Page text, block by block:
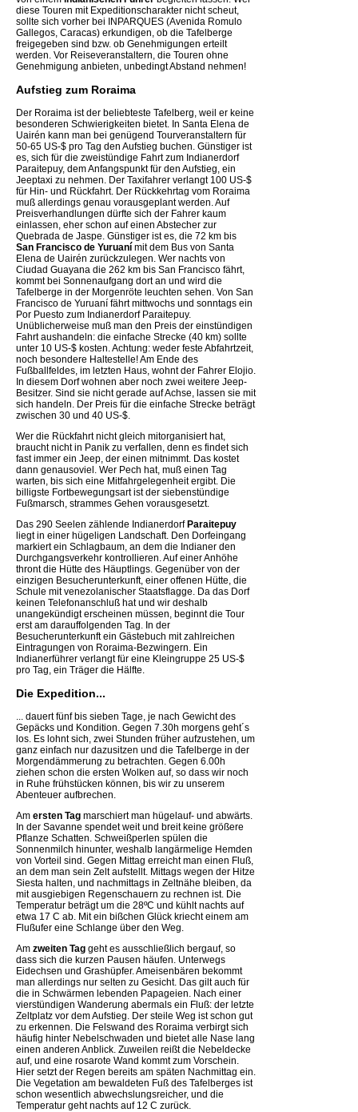
diese Touren mit Expeditionscharakter nicht scheut,
sollte sich vorher bei INPARQUES (Avenida Romulo
Gallegos, Caracas) erkundigen, ob die Tafelberge
freigegeben sind bzw. ob Genehmigungen erteilt
werden. Vor Reiseveranstaltern, die Touren ohne
Genehmigung anbieten, unbedingt Abstand nehmen!
Aufstieg zum Roraima
Der Roraima ist der beliebteste Tafelberg, weil er keine
besonderen Schwierigkeiten bietet. In Santa Elena de
Uairén kann man bei genügend Tourveranstaltern für
50-65 US-$ pro Tag den Aufstieg buchen. Günstiger ist
es, sich für die zweistündige Fahrt zum Indianerdorf
Paraitepuy, dem Anfangspunkt für den Aufstieg, ein
Jeeptaxi zu nehmen. Der Taxifahrer verlangt 100 US-$
für Hin- und Rückfahrt. Der Rückkehrtag vom Roraima
muß allerdings genau vorausgeplant werden. Auf
Preisverhandlungen dürfte sich der Fahrer kaum
einlassen, eher schon auf einen Abstecher zur
Quebrada de Jaspe. Günstiger ist es, die 72 km bis
San Francisco de Yuruaní mit dem Bus von Santa
Elena de Uairén zurückzulegen. Wer nachts von
Ciudad Guayana die 262 km bis San Francisco fährt,
kommt bei Sonnenaufgang dort an und wird die
Tafelberge in der Morgenröte leuchten sehen. Von San
Francisco de Yuruaní fährt mittwochs und sonntags ein
Por Puesto zum Indianerdorf Paraitepuy.
Unüblicherweise muß man den Preis der einstündigen
Fahrt aushandeln: die einfache Strecke (40 km) sollte
unter 10 US-$ kosten. Achtung: weder feste Abfahrtzeit,
noch besondere Haltestelle! Am Ende des
Fußballfeldes, im letzten Haus, wohnt der Fahrer Elojio.
In diesem Dorf wohnen aber noch zwei weitere Jeep-
Besitzer. Sind sie nicht gerade auf Achse, lassen sie mit
sich handeln. Der Preis für die einfache Strecke beträgt
zwischen 30 und 40 US-$.
Wer die Rückfahrt nicht gleich mitorganisiert hat,
braucht nicht in Panik zu verfallen, denn es findet sich
fast immer ein Jeep, der einen mitnimmt. Das kostet
dann genausoviel. Wer Pech hat, muß einen Tag
warten, bis sich eine Mitfahrgelegenheit ergibt. Die
billigste Fortbewegungsart ist der siebenstündige
Fußmarsch, strammes Gehen vorausgesetzt.
Das 290 Seelen zählende IndianerdorfParaitepuy
liegt in einer hügeligen Landschaft. Den Dorfeingang
markiert ein Schlagbaum, an dem die Indianer den
Durchgangsverkehr kontrollieren. Auf einer Anhöhe
thront die Hütte des Häuptlings. Gegenüber von der
einzigen Besucherunterkunft, einer offenen Hütte, die
Schule mit venezolanischer Staatsflagge. Da das Dorf
keinen Telefonanschluß hat und wir deshalb
unangekündigt erscheinen müssen, beginnt die Tour
erst am darauffolgenden Tag. In der
Besucherunterkunft ein Gästebuch mit zahlreichen
Eintragungen von Roraima-Bezwingern. Ein
Indianerführer verlangt für eine Kleingruppe 25 US-$
pro Tag, ein Träger die Hälfte.
Die Expedition...
... dauert fünf bis sieben Tage, je nach Gewicht des
Gepäcks und Kondition. Gegen 7.30h morgens geht´s
los. Es lohnt sich, zwei Stunden früher aufzustehen, um
ganz einfach nur dazusitzen und die Tafelberge in der
Morgendämmerung zu betrachten. Gegen 6.00h
ziehen schon die ersten Wolken auf, so dass wir noch
in Ruhe frühstücken können, bis wir zu unserem
Abenteuer aufbrechen.
Am ersten Tag marschiert man hügelauf- und abwärts.
In der Savanne spendet weit und breit keine größere
Pflanze Schatten. Schweißperlen spülen die
Sonnenmilch hinunter, weshalb langärmelige Hemden
von Vorteil sind. Gegen Mittag erreicht man einen Fluß,
an dem man sein Zelt aufstellt. Mittags wegen der Hitze
Siesta halten, und nachmittags in Zeltnähe bleiben, da
mit ausgiebigen Regenschauern zu rechnen ist. Die
Temperatur beträgt um die 28ºC und kühlt nachts auf
etwa 17 C ab. Mit ein bißchen Glück kriecht einem am
Flußufer eine Schlange über den Weg.
Am zweiten Tag geht es ausschließlich bergauf, so
dass sich die kurzen Pausen häufen. Unterwegs
Eidechsen und Grashüpfer. Ameisenbären bekommt
man allerdings nur selten zu Gesicht. Das gilt auch für
die in Schwärmen lebenden Papageien. Nach einer
vierstündigen Wanderung abermals ein Fluß: der letzte
Zeltplatz vor dem Aufstieg. Der steile Weg ist schon gut
zu erkennen. Die Felswand des Roraima verbirgt sich
häufig hinter Nebelschwaden und bietet alle Nase lang
einen anderen Anblick. Zuweilen reißt die Nebeldecke
auf, und eine rosarote Wand kommt zum Vorschein.
Hier setzt der Regen bereits am späten Nachmittag ein.
Die Vegetation am bewaldeten Fuß des Tafelberges ist
schon wesentlich abwechslungsreicher, und die
Temperatur geht nachts auf 12 C zurück.